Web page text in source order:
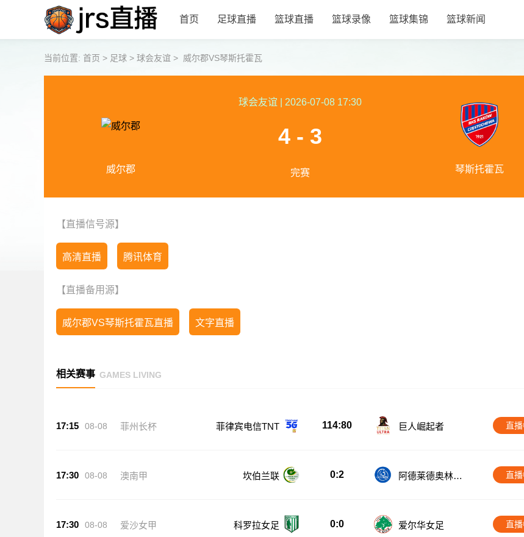
首页 足球直播 篮球直播 篮球录像 篮球集锦 篮球新闻
当前位置: 首页 > 足球 > 球会友谊 > 威尔郡VS琴斯托霍瓦
威尔郡
球会友谊 2026-07-08 17:30
4 - 3
完赛 琴斯托霍瓦
【直播信号源】
高清直播 腾讯体育
【直播备用源】
威尔郡VS琴斯托霍瓦直播 文字直播
相关赛事 GAMES LIVING
17:15 08-08 菲州长杯 菲律宾电信TNT 114:80 巨人崛起者 直
17:30 08-08 澳南甲 坎伯兰联 0:2
阿德莱德奥林匹
直
17:30 08-08 爱沙女甲 科罗拉女足 0:0 爱尔华女足 直